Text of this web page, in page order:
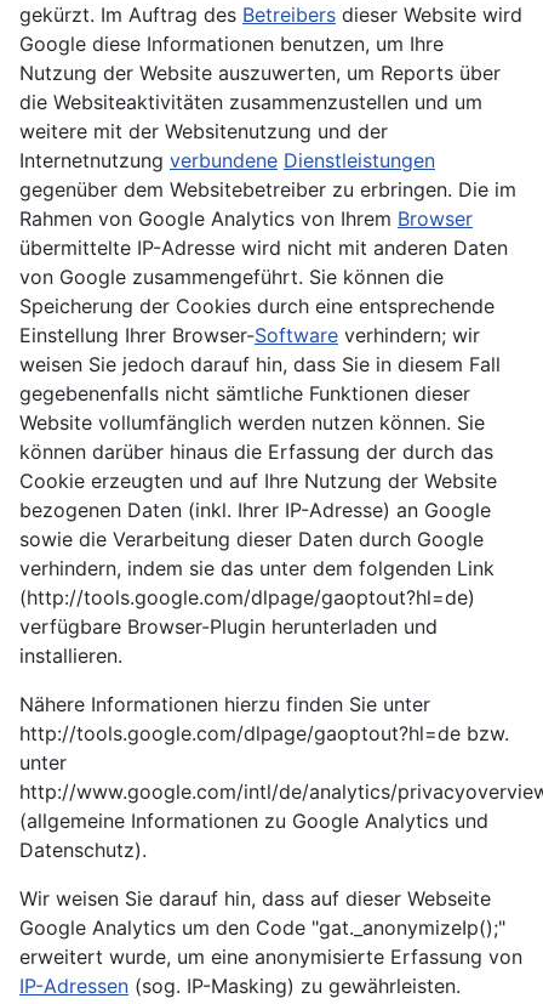
gekürzt. Im Auftrag des Betreibers dieser Website wird
Google diese Informationen benutzen, um Ihre
Nutzung der Website auszuwerten, um Reports über
die Websiteaktivitäten zusammenzustellen und um
weitere mit der Websitenutzung und der
Internetnutzung verbundene Dienstleistungen
gegenüber dem Websitebetreiber zu erbringen. Die im
Rahmen von Google Analytics von Ihrem Browser
übermittelte IP-Adresse wird nicht mit anderen Daten
von Google zusammengeführt. Sie können die
Speicherung der Cookies durch eine entsprechende
Einstellung Ihrer Browser-Software verhindern; wir
weisen Sie jedoch darauf hin, dass Sie in diesem Fall
gegebenenfalls nicht sämtliche Funktionen dieser
Website vollumfänglich werden nutzen können. Sie
können darüber hinaus die Erfassung der durch das
Cookie erzeugten und auf Ihre Nutzung der Website
bezogenen Daten (inkl. Ihrer IP-Adresse) an Google
sowie die Verarbeitung dieser Daten durch Google
verhindern, indem sie das unter dem folgenden Link
(http://tools.google.com/dlpage/gaoptout?hl=de)
verfügbare Browser-Plugin herunterladen und
installieren.
Nähere Informationen hierzu finden Sie unter
http://tools.google.com/dlpage/gaoptout?hl=de bzw.
unter
http://www.google.com/intl/de/analytics/
(allgemeine Informationen zu Google Analytics und
Datenschutz).
Wir weisen Sie darauf hin, dass auf dieser Webseite
Google Analytics um den Code "gat._anonymizeIp();"
erweitert wurde, um eine anonymisierte Erfassung von
IP-Adressen (sog. IP-Masking) zu gewährleisten.